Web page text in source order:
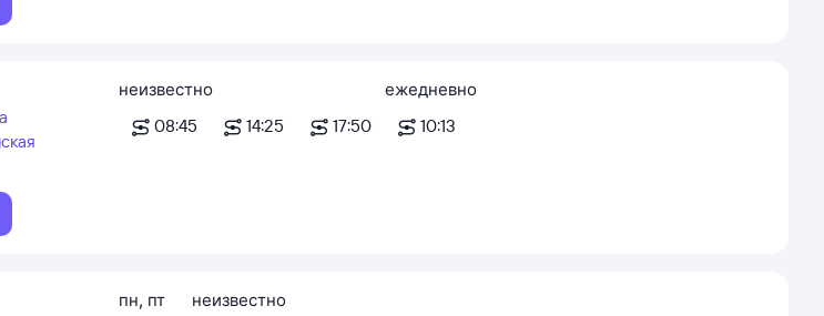
неизвестно
08:45
14:25 17:50
ежедневно
10:13
пн, пт
неизвестно